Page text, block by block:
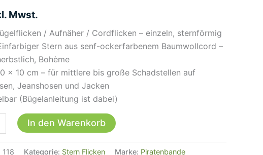
Mwst.
/ Aufnäher / Cordflicken – einzeln, sternförmig
Stern aus senf-ockerfarbenem Baumwollcord –
Bohème
× 10 cm – für mittlere bis große Schadstellen auf
Jeanshosen und Jacken
(Bügelanleitung ist dabei)
In den Warenkorb
118 Kategorie: Stern Flicken Marke: Piratenbande